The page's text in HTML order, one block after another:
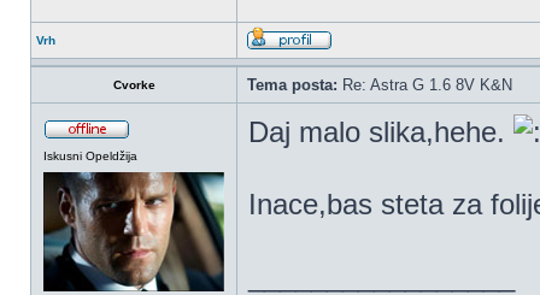
Vrh
Cvorke Tema posta: Re: Astra G 1.6 8V K&N
Iskusni Opeldžija
Daj malo slika,hehe.
Inace,bas steta za